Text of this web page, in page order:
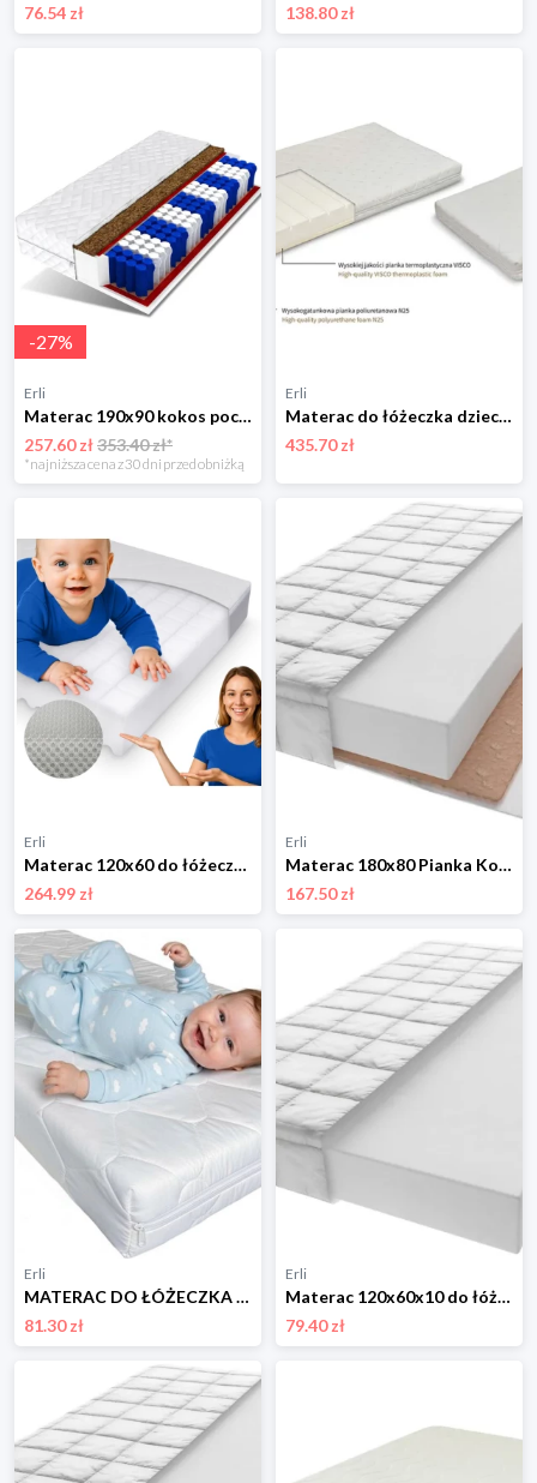
76.54 zł
138.80 zł
-27%
Erli
Materac 190x90 kokos pocket 7 stref 14 cm MILO
257.60 zł353.40 zł*
*najniższa cena z 30 dni przed obniżką
Erli
Materac do łóżeczka dziecięcego 120x80 cm KOMFORT LUX KOMPAKT 2 - częściowy
435.70 zł
Erli
Materac 120x60 do łóżeczka piankowy twardy dziecięcy 60x120 cm dla dziecka
264.99 zł
Erli
Materac 180x80 Pianka Kokos OEKO-TEX Zdejmowany Pokrowiec
167.50 zł
Erli
MATERAC DO ŁÓŻECZKA 120x60cm dwustronny Pokrowiec Pikowany ATEST dla dzieci
81.30 zł
Erli
Materac 120x60x10 do łóżeczka Piankowy H3 Oeko-Tex zdejmowany pokrowiec
79.40 zł